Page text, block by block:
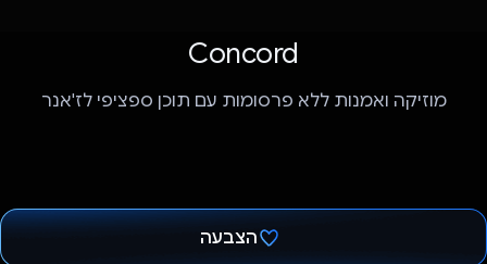
Concord
מוזיקה ואמנות ללא פרסומות עם תוכן ספציפי לז'אנר
הצבעה